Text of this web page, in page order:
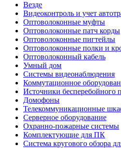
Везде
Видеоконтроль и учет
Оптоволоконные муфты
Оптоволоконные патч корды
Оптоволоконные пигтейлы
Оптоволоконные полки и
Оптоволоконный кабель
Умный дом
Системы видеонаблюдения
Коммутационное
Источники бесперебойного
Домофоны
Телекоммуникационные
Серверное оборудование
Охранно-пожарные системы
Комплектующие для ПК
Система кругового обзора